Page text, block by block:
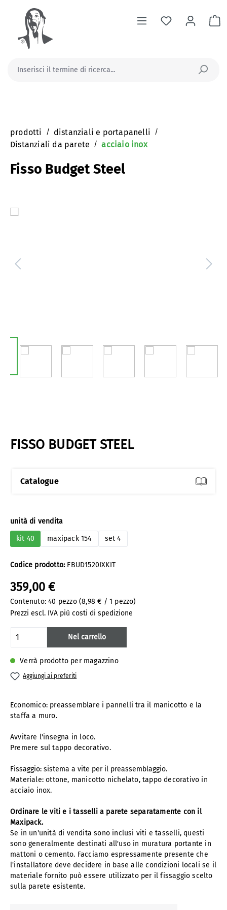
principale
Il
prodotti / distanziali e portapanelli /
Distanziali da parete / acciaio inox
Fisso Budget Steel
FISSO BUDGET STEEL
Catalogue
Codice prodotto: FBUD1520IXKIT
359,00 €
Contenuto:40 pezzo(8,98 € / 1 pezzo)
Prezzi escl. IVA più costi di spedizione
Verrà prodotto per magazzino
Seleziona
unità di vendita
kit 40
maxipack 154 set 4
Quantità del prodotto: inserisci la
Nel carrello
Aggiungi ai preferiti
Economico: preassemblare i pannelli tra il manicotto e la
staffa a muro.
Avvitare l'insegna in loco.
Premere sul tappo decorativo.
Fissaggio: sistema a vite per il preassemblaggio.
Materiale: ottone, manicotto nichelato, tappo decorativo in
acciaio inox.
Ordinare le viti e i tasselli a parete separatamente con il
Maxipack.
Se in un'unità di vendita sono inclusi viti e tasselli, questi
sono generalmente destinati all'uso in muratura portante in
mattoni o cemento. Facciamo espressamente presente che
l'installatore deve decidere in base alle condizioni locali se il
materiale fornito può essere utilizzato per il fissaggio scelto
sulla parete esistente.